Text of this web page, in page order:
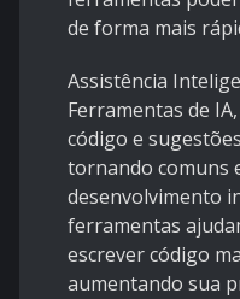
de forma mais
Assistência
Ferramentas de
código e
tornando comuns
desenvolvimento
ferramentas
escrever código
aumentando sua